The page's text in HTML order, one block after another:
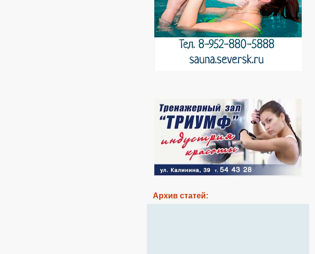
Архив статей: